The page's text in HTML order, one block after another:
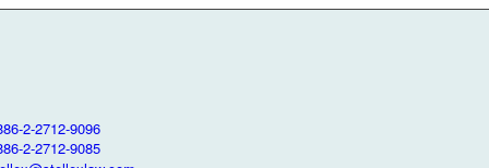
2-2712-9096
2-2712-9085